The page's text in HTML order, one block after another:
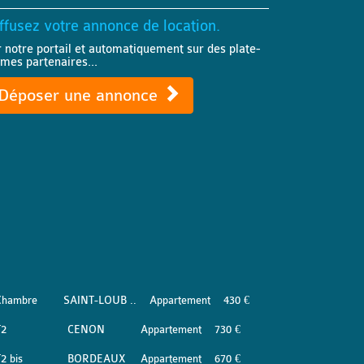
votre annonce de location.
notre portail et automatiquement sur des plate-
partenaires...
une annonce
SAINT-LOUB .. Appartement 430 €
CENON Appartement 730 €
bis BORDEAUX Appartement 670 €